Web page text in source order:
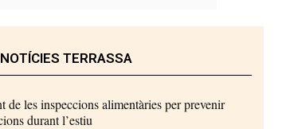
TERRASSA
de les inspeccions alimentàries per prevenir
durant l’estiu